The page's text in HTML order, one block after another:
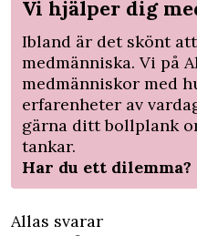
Vi hjälper dig
Ibland är det skönt
medmänniska. Vi på
medmänniskor med
erfarenheter av
gärna ditt bollplank
tankar.
Har du ett dilemma?
Allas svarar